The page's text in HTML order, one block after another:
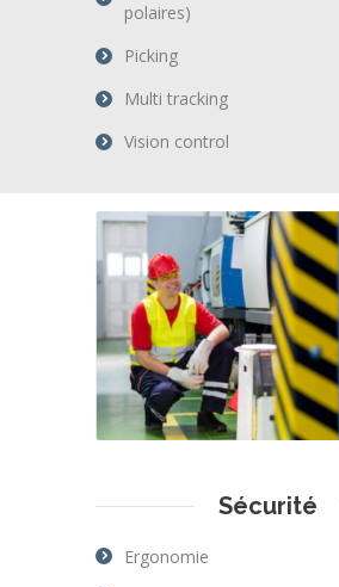
polaires)
Picking
Multi tracking
Vision control
Sécurité
Ergonomie